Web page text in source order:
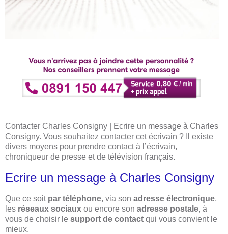
Contacter Charles Consigny | Ecrire un message à Charles
Consigny. Vous souhaitez contacter cet écrivain ? Il existe
divers moyens pour prendre contact à l’écrivain,
chroniqueur de presse et de télévision français.
Ecrire un message à Charles Consigny
Que ce soit par téléphone, via son adresse électronique,
les réseaux sociaux ou encore son adresse postale, à
vous de choisir le support de contact qui vous convient le
mieux.